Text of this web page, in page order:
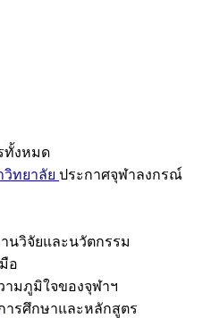
ทั้งหมด
ทยาลัย ประกาศจุฬาลงกรณ์
านวิจัยและนวัตกรรม
อ
ามภูมิใจของจุฬาฯ
ารศึกษาและหลักสูตร